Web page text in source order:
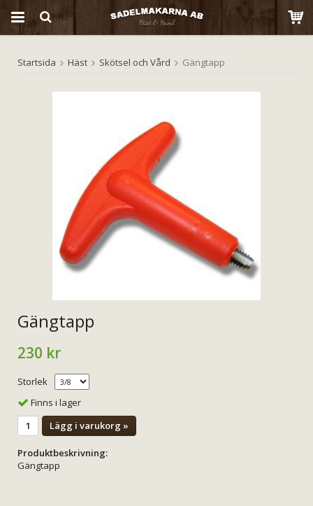
Produkten har blivit tillagd i varukorgen
Startsida Häst Skötsel och Vård Gängtapp
Gängtapp
230 kr
Storlek
Finns i lager
Lägg i varukorg »
Produktbeskrivning:
Gängtapp